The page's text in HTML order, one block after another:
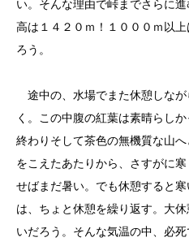
い。そんな理由で峠までさらに
高は１４２０ｍ！１０００ｍ以
ろう。
途中の、水場でまた休憩しな
く。この中腹の紅葉は素晴らし
終わりそして茶色の無機質な山
をこえたあたりから、さすがに
せばまだ暑い。でも休憩すると
は、ちょと休憩を繰り返す。大
いだろう。そんな気温の中、必